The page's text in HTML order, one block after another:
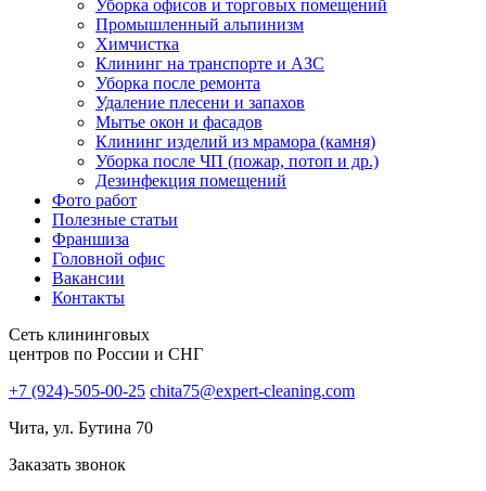
Уборка офисов и торговых помещений
Промышленный альпинизм
Химчистка
Клининг на транспорте и АЗС
Уборка после ремонта
Удаление плесени и запахов
Мытье окон и фасадов
Клининг изделий из мрамора (камня)
Уборка после ЧП (пожар, потоп и др.)
Дезинфекция помещений
Фото работ
Полезные статьи
Франшиза
Головной офис
Вакансии
Контакты
Сеть клининговых
центров по России и СНГ
+7 (924)-505-00-25 chita75@expert-cleaning.com
Чита, ул. Бутина 70
Заказать звонок